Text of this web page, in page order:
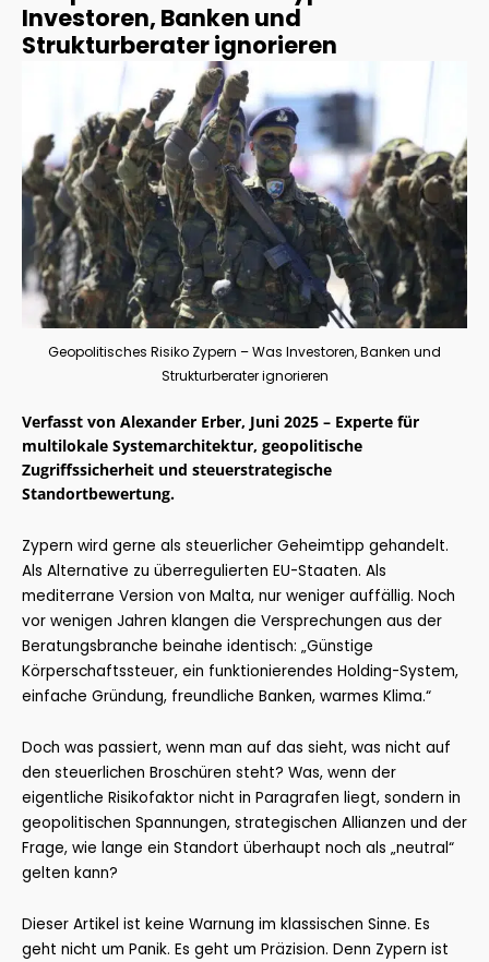
Investoren, Banken und
Strukturberater ignorieren
Geopolitisches Risiko Zypern – Was Investoren, Banken und
Strukturberater ignorieren
Verfasst von Alexander Erber, Juni 2025 – Experte für
multilokale Systemarchitektur, geopolitische
Zugriffssicherheit und steuerstrategische
Standortbewertung.
Zypern wird gerne als steuerlicher Geheimtipp gehandelt.
Als Alternative zu überregulierten EU-Staaten. Als
mediterrane Version von Malta, nur weniger auffällig. Noch
vor wenigen Jahren klangen die Versprechungen aus der
Beratungsbranche beinahe identisch: „Günstige
Körperschaftssteuer, ein funktionierendes Holding-System,
einfache Gründung, freundliche Banken, warmes Klima.“
Doch was passiert, wenn man auf das sieht, was nicht auf
den steuerlichen Broschüren steht? Was, wenn der
eigentliche Risikofaktor nicht in Paragrafen liegt, sondern in
geopolitischen Spannungen, strategischen Allianzen und der
Frage, wie lange ein Standort überhaupt noch als „neutral“
gelten kann?
Dieser Artikel ist keine Warnung im klassischen Sinne. Es
geht nicht um Panik. Es geht um Präzision. Denn Zypern ist